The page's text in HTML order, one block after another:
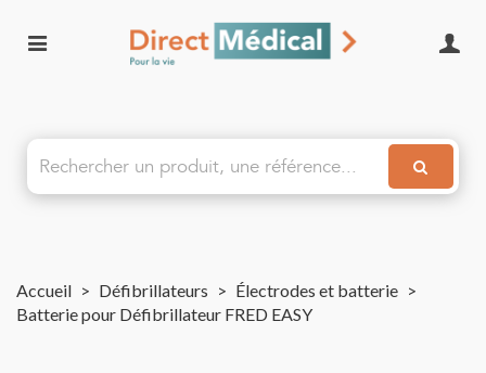
Accueil > Défibrillateurs > Électrodes et batterie >
Batterie pour Défibrillateur FRED EASY